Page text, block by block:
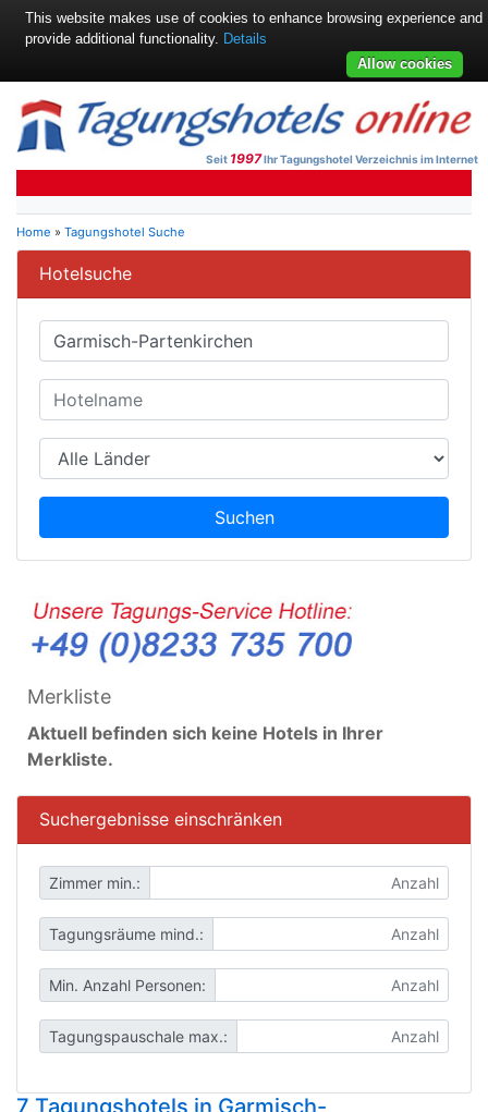
Seit 1997Ihr Tagungshotel Verzeichnis im Internet
Home » Tagungshotel Suche
Hotelsuche
Suchen
Merkliste
Aktuell befinden sich keine Hotels in Ihrer
Merkliste.
Suchergebnisse einschränken
Zimmer min.:
Tagungsräume mind.:
Min. Anzahl Personen:
Tagungspauschale max.:
7 Tagungshotels in Garmisch-
This website makes use of cookies to enhance browsing experience and
provide additional functionality. Details
Allow cookies